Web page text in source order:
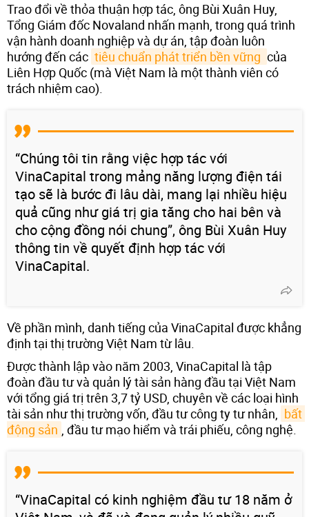
Trao đổi về thỏa thuận hợp tác, ông Bùi Xuân Huy,
Tổng Giám đốc Novaland nhấn mạnh, trong quá trình
vận hành doanh nghiệp và dự án, tập đoàn luôn
hướng đến các tiêu chuẩn phát triển bền vững của
Liên Hợp Quốc (mà Việt Nam là một thành viên có
trách nhiệm cao).
“Chúng tôi tin rằng việc hợp tác với
VinaCapital trong mảng năng lượng điện tái
tạo sẽ là bước đi lâu dài, mang lại nhiều hiệu
quả cũng như giá trị gia tăng cho hai bên và
cho cộng đồng nói chung”, ông Bùi Xuân Huy
thông tin về quyết định hợp tác với
VinaCapital.
Về phần mình, danh tiếng của VinaCapital được khẳng
định tại thị trường Việt Nam từ lâu.
Được thành lập vào năm 2003, VinaCapital là tập
đoàn đầu tư và quản lý tài sản hàng đầu tại Việt Nam
với tổng giá trị trên 3,7 tỷ USD, chuyên về các loại hình
tài sản như thị trường vốn, đầu tư công ty tư nhân, bất
động sản , đầu tư mạo hiểm và trái phiếu, công nghệ.
“VinaCapital có kinh nghiệm đầu tư 18 năm ở